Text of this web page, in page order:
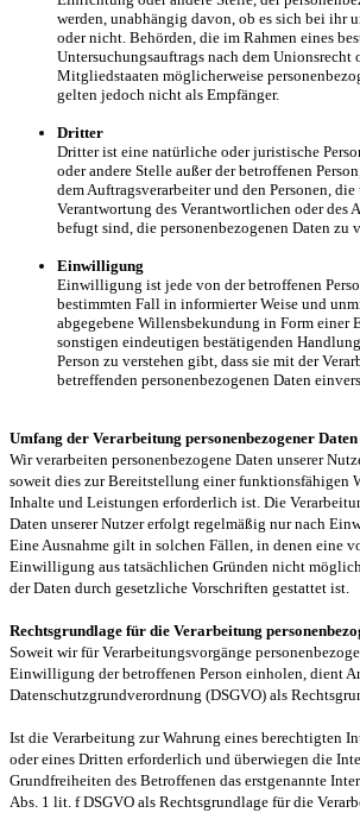
werden, unabhängig davon, ob es sich bei ihr
oder nicht. Behörden, die im Rahmen eines
Untersuchungsauftrags nach dem Unionsrecht
Mitgliedstaaten möglicherweise
gelten jedoch nicht als Empfänger.
Dritter
Dritter ist eine natürliche oder juristische
oder andere Stelle außer der betroffenen
dem Auftragsverarbeiter und den Personen,
Verantwortung des Verantwortlichen oder des
befugt sind, die personenbezogenen Daten zu
Einwilligung
Einwilligung ist jede von der betroffenen
bestimmten Fall in informierter Weise und
abgegebene Willensbekundung in Form einer
sonstigen eindeutigen bestätigenden
Person zu verstehen gibt, dass sie mit der
betreffenden personenbezogenen Daten
Umfang der Verarbeitung personenbezogener Daten
Wir verarbeiten personenbezogene Daten unserer
soweit dies zur Bereitstellung einer funktionsfähigen
Inhalte und Leistungen erforderlich ist. Die
Daten unserer Nutzer erfolgt regelmäßig nur nach
Eine Ausnahme gilt in solchen Fällen, in denen eine
Einwilligung aus tatsächlichen Gründen nicht
der Daten durch gesetzliche Vorschriften gestattet ist.
Rechtsgrundlage für die Verarbeitung
Soweit wir für Verarbeitungsvorgänge
Einwilligung der betroffenen Person einholen, dient
Datenschutzgrundverordnung (DSGVO) als
Ist die Verarbeitung zur Wahrung eines berechtigten
oder eines Dritten erforderlich und überwiegen die
Grundfreiheiten des Betroffenen das erstgenannte
Abs. 1 lit. f DSGVO als Rechtsgrundlage für die